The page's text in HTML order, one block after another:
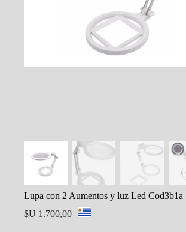
Lupa con 2 Aumentos y luz Led Cod3b1a
$U 1.700,00